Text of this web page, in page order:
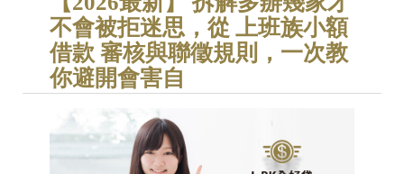
不會被拒迷思，從 上班族小額
借款 審核與聯徵規則，一次教
你避開會害自